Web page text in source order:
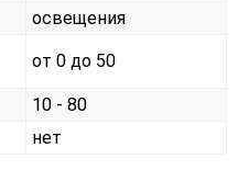
освещения
от 0 до 50
10 - 80
нет